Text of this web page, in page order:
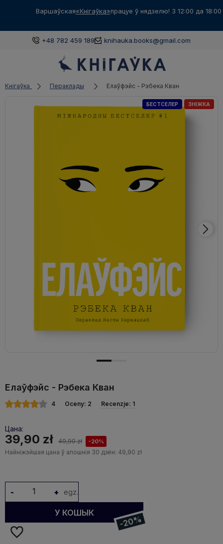
Варшаўская«Кнігаўка»працуе ў нядзелю! З 12:00 да 18:00
+48 782 459 189 knihauka.books@gmail.com
Кнігаўка Пераклады Елаўфэйс - Рэбека Кван
ЗНІЖКА
БЕСТСЕЛЕР
Елаўфэйс - Рэбека Кван
4 Oceny: 2 Recenzje: 1
Цана:
39,90 zł 49,90 zł -20%
Найніжэйшая цана ў апошнія 30 дзён: 49,90 zł
+
- egz.
У КОШЫК
-20%